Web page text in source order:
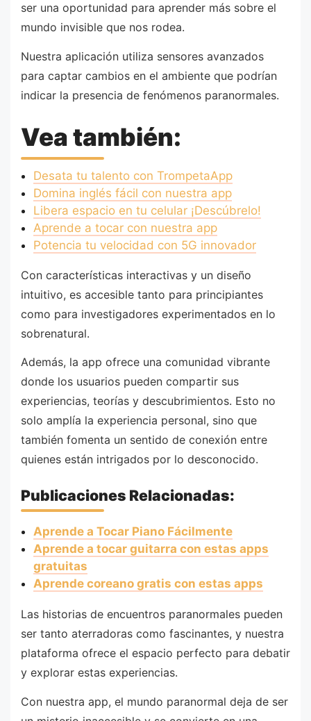
ser una oportunidad para aprender más sobre el
mundo invisible que nos rodea.
Nuestra aplicación utiliza sensores avanzados
para captar cambios en el ambiente que podrían
indicar la presencia de fenómenos paranormales.
Vea también:
Desata tu talento con TrompetaApp
Domina inglés fácil con nuestra app
Libera espacio en tu celular ¡Descúbrelo!
Aprende a tocar con nuestra app
Potencia tu velocidad con 5G innovador
Con características interactivas y un diseño
intuitivo, es accesible tanto para principiantes
como para investigadores experimentados en lo
sobrenatural.
Además, la app ofrece una comunidad vibrante
donde los usuarios pueden compartir sus
experiencias, teorías y descubrimientos. Esto no
solo amplía la experiencia personal, sino que
también fomenta un sentido de conexión entre
quienes están intrigados por lo desconocido.
Publicaciones Relacionadas:
Aprende a Tocar Piano Fácilmente
Aprende a tocar guitarra con estas apps
gratuitas
Aprende coreano gratis con estas apps
Las historias de encuentros paranormales pueden
ser tanto aterradoras como fascinantes, y nuestra
plataforma ofrece el espacio perfecto para debatir
y explorar estas experiencias.
Con nuestra app, el mundo paranormal deja de ser